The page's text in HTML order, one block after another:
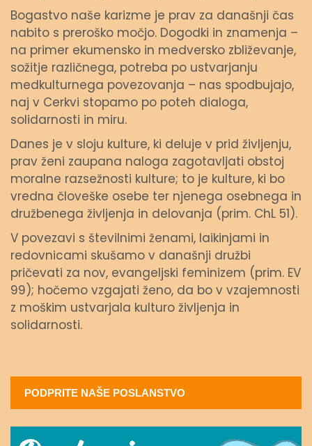
Bogastvo naše karizme je prav za današnji čas
nabito s preroško močjo. Dogodki in znamenja –
na primer ekumensko in medversko zbliževanje,
sožitje različnega, potreba po ustvarjanju
medkulturnega povezovanja – nas spodbujajo,
naj v Cerkvi stopamo po poteh dialoga,
solidarnosti in miru.
Danes je v sloju kulture, ki deluje v prid življenju,
prav ženi zaupana naloga zagotavljati obstoj
moralne razsežnosti kulture; to je kulture, ki bo
vredna človeške osebe ter njenega osebnega in
družbenega življenja in delovanja (prim. ChL 51).
V povezavi s številnimi ženami, laikinjami in
redovnicami skušamo v današnji družbi
pričevati za nov, evangeljski feminizem (prim. EV
99); hočemo vzgajati ženo, da bo v vzajemnosti
z moškim ustvarjala kulturo življenja in
solidarnosti.
PODPRITE NAŠE POSLANSTVO